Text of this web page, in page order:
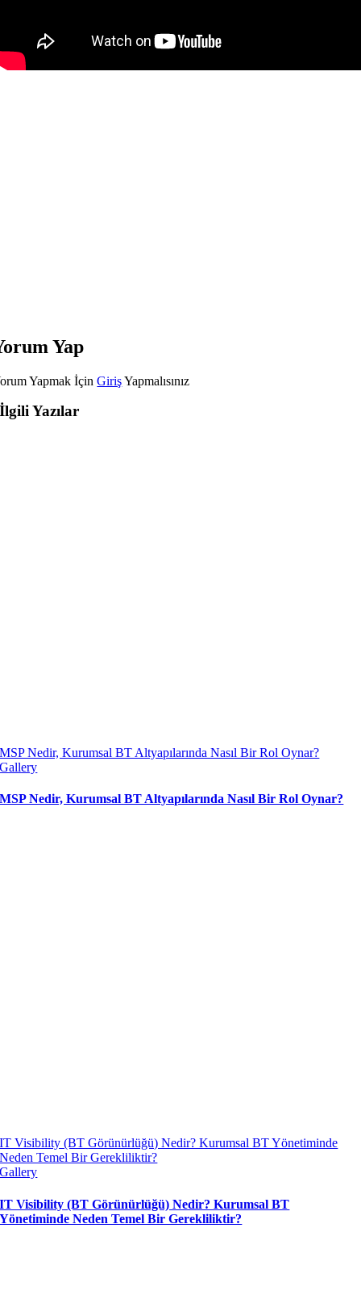
Yap
Yapmak İçinGirişYapmalısınız
İlgili Yazılar
MSP Nedir, Kurumsal BT Altyapılarında Nasıl Bir Rol Oynar?
Gallery
MSP Nedir, Kurumsal BT Altyapılarında Nasıl Bir Rol Oynar?
IT Visibility (BT Görünürlüğü) Nedir? Kurumsal BT Yönetiminde
Neden Temel Bir Gerekliliktir?
Gallery
IT Visibility (BT Görünürlüğü) Nedir? Kurumsal BT
Yönetiminde Neden Temel Bir Gerekliliktir?